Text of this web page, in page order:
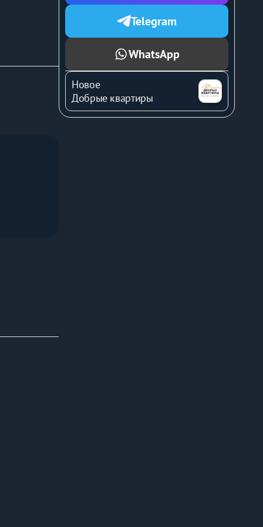
Telegram
WhatsApp
Новое
Добрые квартиры